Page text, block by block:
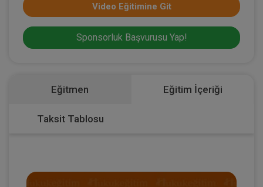
Video Eğitimine Git
Sponsorluk Başvurusu Yap!
Eğitmen Eğitim İçeriği
Taksit Tablosu